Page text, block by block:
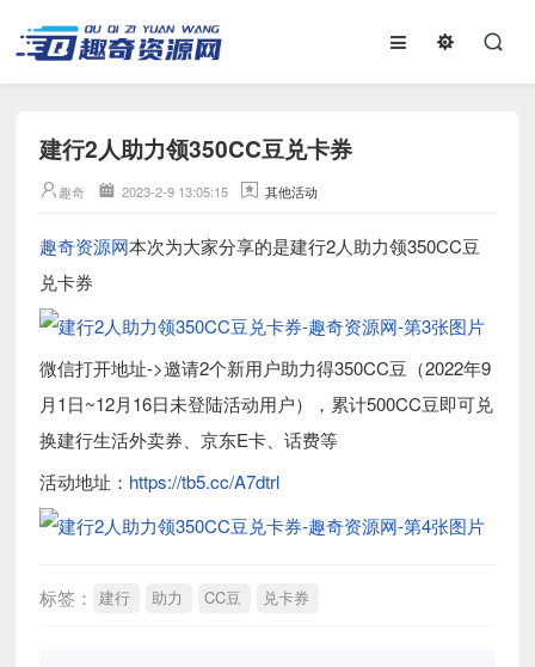
建行2人助力领350CC豆兑卡券
趣奇 2023-2-9 13:05:15 其他活动
趣奇资源网本次为大家分享的是建行2人助力领350CC豆
兑卡券
微信打开地址->邀请2个新用户助力得350CC豆（2022年9
月1日~12月16日未登陆活动用户），累计500CC豆即可兑
换建行生活外卖券、京东E卡、话费等
活动地址： https://tb5.cc/A7dtrl
标签： 建行 助力 CC豆 兑卡券